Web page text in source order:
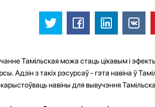
Тамільская можа стаць цікавым і
Адзін з такіх рэсурсаў - гэта навіна ў
навіны для вывучэння